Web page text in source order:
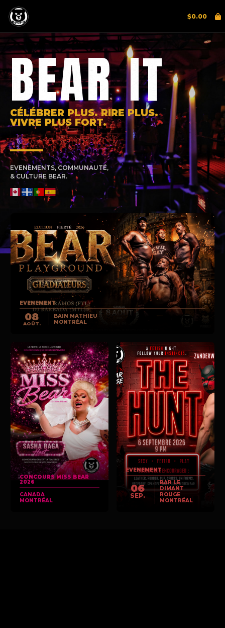
$0.00
BEAR IT
CÉLÉBRER PLUS. RIRE PLUS.
VIVRE PLUS FORT.
EVENEMENTS, COMMUNAUTÉ,
& CULTURE BEAR.
EVENEMENT
08
AOÛT.
BAIN MATHIEU
MONTRÉAL
CONCOURS MISS BEAR
2026
CANADA
MONTRÉAL
EVENEMENT
06
SEP.
BAR LE
DIMANT
ROUGE
MONTRÉAL